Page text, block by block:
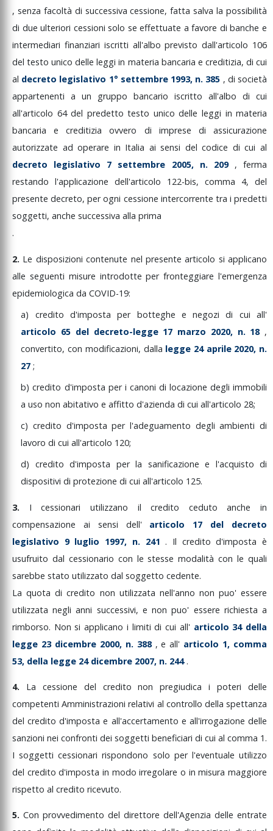
, senza facoltà di successivacessione,fattasalvalapossibilità
di dueulteriori cessionisolo seeffettuate afavore dibanchee
intermediari finanziari iscritti all'alboprevistodall'articolo 106
deltestounicodelleleggiin materia bancaria e creditizia, dicui
al decreto legislativo 1° settembre 1993, n. 385 , disocietà
appartenenti a un gruppo bancario iscritto all'albo di cui
all'articolo 64del predettotesto unicodelle leggi inmateria
bancariaecreditiziaovvero di imprese diassicurazione
autorizzate adoperare in Italia aisensi delcodice dicuial
decreto legislativo 7 settembre 2005, n. 209 , ferma
restando l'applicazione dell'articolo 122-bis, comma 4, del
presentedecreto,perogni cessione intercorrente tra i predetti
soggetti, anche successiva alla prima
.
2. Le disposizionicontenute nel presentearticolo si applicano
alle seguenti misure introdotteperfronteggiarel'emergenza
epidemiologica da COVID-19:
a) credito d'impostaper botteghe enegozidi cuiall'
articolo 65 del decreto-legge 17 marzo 2020, n. 18 ,
convertito,con modificazioni, dalla legge 24 aprile 2020, n.
27;
b)credito d'imposta per i canoni di locazionedegliimmobili
ausononabitativoeaffittod'aziendadicuiall'articolo 28;
c)credito d'impostaperl'adeguamento degliambientidi
lavorodicuiall'articolo 120;
d) creditod'imposta perla sanificazionee l'acquistodi
dispositividiprotezionedicuiall'articolo 125.
3. Icessionari utilizzano ilcredito cedutoanche in
compensazione ai sensi dell' articolo 17 del decreto
legislativo 9 luglio 1997, n. 241 . Il creditod'impostaè
usufruito dal cessionario con lestessemodalitàconlequali
sarebbe stato utilizzato dal soggetto cedente.
Laquotadicredito non utilizzata nell'anno non puo'essere
utilizzataneglianni successivi, enonpuo' essere richiestaa
rimborso. Nonsiapplicano i limitidicui all' articolo 34 della
legge 23 dicembre 2000, n. 388 ,eall' articolo 1, comma
53, della legge 24 dicembre 2007, n. 244 .
4. La cessione del creditononpregiudicaipoteridelle
competentiAmministrazionirelativi al controllo dellaspettanza
delcreditod'impostae all'accertamento e all'irrogazionedelle
sanzioni nei confronti dei soggetti beneficiari di cui al comma 1.
Isoggetticessionaririspondono solo per l'eventualeutilizzo
del creditod'impostain modoirregolareo inmisuramaggiore
rispetto al credito ricevuto.
5. Con provvedimento del direttore dell'Agenzia delle entrate